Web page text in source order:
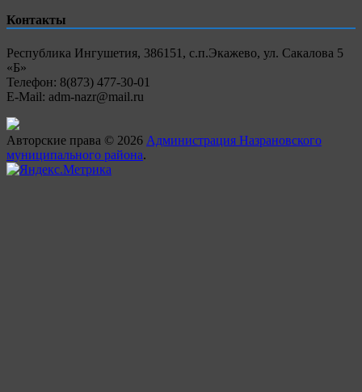
Контакты
Республика Ингушетия, 386151, с.п.Экажево, ул. Сакалова 5
«Б»
Телефон: 8(873) 477-30-01
E-Mail: adm-nazr@mail.ru
Авторские права © 2026 Администрация Назрановского
муниципального района.